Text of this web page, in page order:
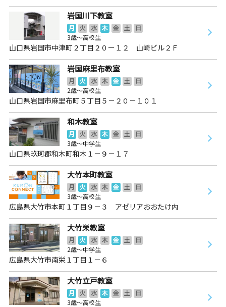
岩国川下教室
月 火 水 木 金 土
日
3歳～高校生
山口県岩国市中津町２丁目２０ー１２ 山崎ビル２Ｆ
岩国麻里布教室
月 火 水 木 金 土
日
2歳～高校生
山口県岩国市麻里布町５丁目５－２０－１０１
和木教室
月 火 水 木 金 土
日
3歳～中学生
山口県玖珂郡和木町和木１－９－１７
大竹本町教室
月 火 水 木 金 土
日
3歳～高校生
広島県大竹市本町１丁目９－３ アゼリアおおたけ内
大竹栄教室
月 火 水 木 金 土
日
2歳～中学生
広島県大竹市南栄１丁目１－６
大竹立戸教室
月 火 水 木 金 土
日
3歳～高校生